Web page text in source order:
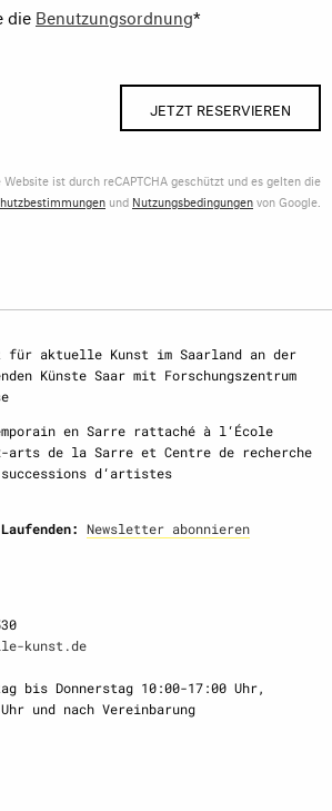
die Benutzungsordnung*
JETZT RESERVIEREN
Website ist durch reCAPTCHA geschützt und es gelten die
und Nutzungsbedingungenvon Google.
für aktuelle Kunst im Saarland an der
Künste Saar mit Forschungszentrum
en Sarre rattaché à l‘École
arts de la Sarre et Centre de recherche
d‘artistes
Newsletter abonnieren
kunst.de
bis Donnerstag 10:00-17:00 Uhr,
und nach Vereinbarung